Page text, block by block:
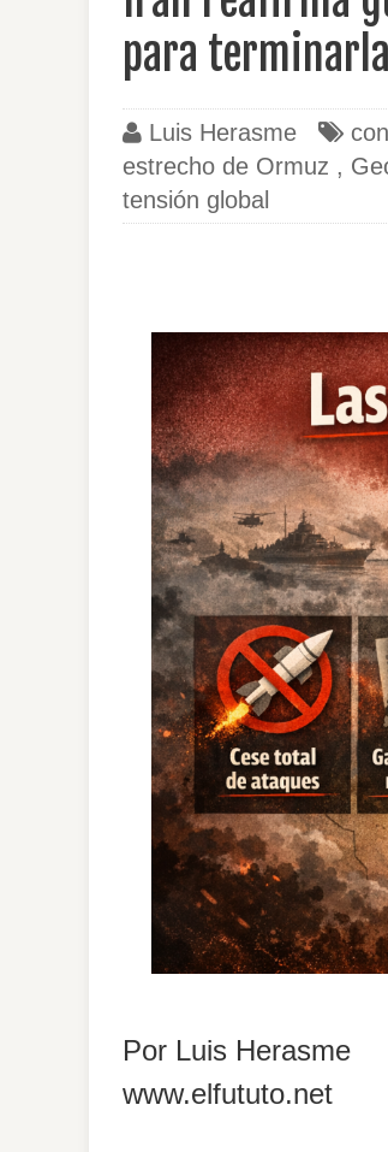
para
Luis Herasme
estrecho de Ormuz ,
tensión global
Por Luis Herasme
www.elfututo.net